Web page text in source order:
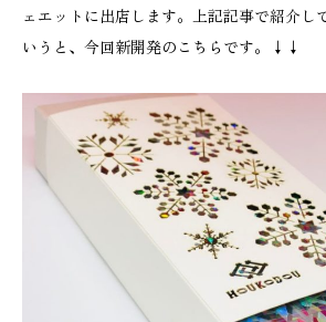
ェエットに出店します。上記記事で紹介し
いうと、今回新開発のこちらです。↓↓